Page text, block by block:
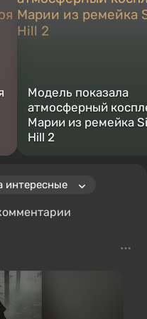
старые консоли и
интерес к ретро-играм. Я
Модель показала
атмосферный
Марии из ремейка
Hill 2